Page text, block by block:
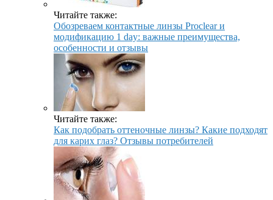
Читайте также:
Обозреваем контактные линзы Proclear и
модификацию 1 day: важные преимущества,
особенности и отзывы
Читайте также:
Как подобрать оттеночные линзы? Какие подходят
для карих глаз? Отзывы потребителей